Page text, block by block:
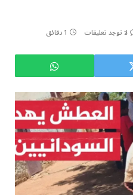
لا توجد تعليقات 1 دقائق